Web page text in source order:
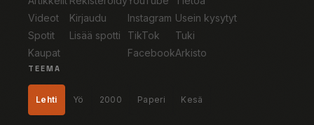
Videot
Spotit
Kaupat
Kirjaudu
Lisää spotti
Instagram
TikTok
Facebook
Usein kysytyt
Tuki
Arkisto
TEEMA
Lehti Yö 2000 Paperi Kesä